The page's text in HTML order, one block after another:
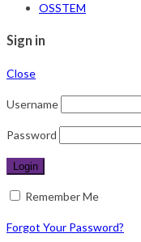
OSSTEM
Sign in
Close
Username
Password
Remember Me
Forgot Your Password?